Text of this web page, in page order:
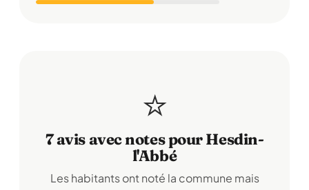
⭐
7 avis avec notes pour Hesdin-
l'Abbé
Les habitants ont noté la commune mais